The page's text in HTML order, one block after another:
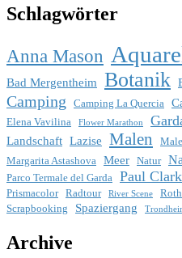
Schlagwörter
Anna Mason
Bad Mergentheim Botanik
Camping Camping La Quercia
Elena Vavilina
Flower Marathon
Landschaft Lazise Malen
Margarita Astashova Meer Natur
Parco Termale del Garda Paul Clark
Prismacolor Radtour River Scene
Scrapbooking
Spaziergang
Archive